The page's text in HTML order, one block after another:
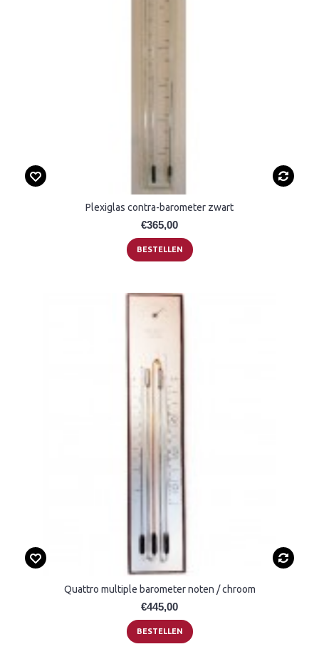
Plexiglas contra-barometer zwart
€365,00
BESTELLEN
Quattro multiple barometer noten / chroom
€445,00
BESTELLEN